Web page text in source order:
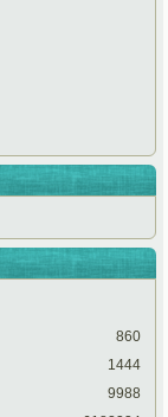
860
1444
9988